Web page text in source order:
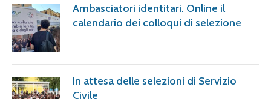
Ambasciatori identitari. Online il
calendario dei colloqui di selezione
In attesa delle selezioni di Servizio
Civile